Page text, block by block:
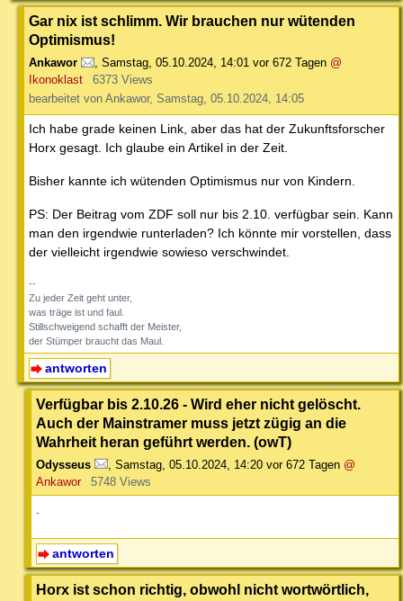
Gar nix ist schlimm. Wir brauchen nur wütenden
Optimismus!
Ankawor , Samstag, 05.10.2024, 14:01 vor 672 Tagen @
Ikonoklast
6373 Views
bearbeitet von Ankawor, Samstag, 05.10.2024, 14:05
Ich habe grade keinen Link, aber das hat der Zukunftsforscher
Horx gesagt. Ich glaube ein Artikel in der Zeit.
Bisher kannte ich wütenden Optimismus nur von Kindern.
PS: Der Beitrag vom ZDF soll nur bis 2.10. verfügbar sein. Kann
man den irgendwie runterladen? Ich könnte mir vorstellen, dass
der vielleicht irgendwie sowieso verschwindet.
--
Zu jeder Zeit geht unter,
was träge ist und faul.
Stillschweigend schafft der Meister,
der Stümper braucht das Maul.
antworten
Verfügbar bis 2.10.26 - Wird eher nicht gelöscht.
Auch der Mainstramer muss jetzt zügig an die
Wahrheit heran geführt werden. (owT)
Odysseus Samstag, 05.10.2024, 14:20 vor 672 Tagen @
Ankawor
5748 Views
antworten
Horx ist schon richtig, obwohl nicht wortwörtlich,